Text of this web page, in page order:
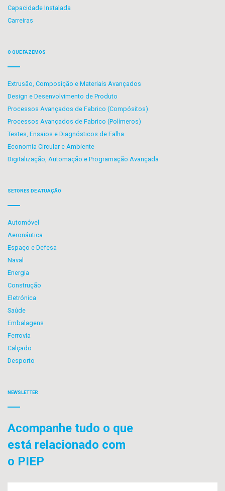
Capacidade Instalada
Carreiras
O QUE FAZEMOS
Extrusão, Composição e Materiais Avançados
Design e Desenvolvimento de Produto
Processos Avançados de Fabrico (Compósitos)
Processos Avançados de Fabrico (Polímeros)
Testes, Ensaios e Diagnósticos de Falha
Economia Circular e Ambiente
Digitalização, Automação e Programação Avançada
SETORES DE ATUAÇÃO
Automóvel
Aeronáutica
Espaço e Defesa
Naval
Energia
Construção
Eletrónica
Saúde
Embalagens
Ferrovia
Calçado
Desporto
NEWSLETTER
Acompanhe tudo o que
está relacionado com
o PIEP